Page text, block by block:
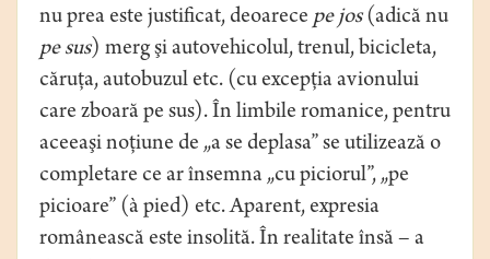
nu prea este justificat, deoarece pe jos(adică nu
pe sus) merg şi autovehicolul, trenul, bicicleta,
căruţa, autobuzul etc. (cu excepţia avionului
care zboară pe sus). În limbile romanice, pentru
aceeaşi noţiune de „a se deplasa” se utilizează o
completare ce ar însemna „cu piciorul”, „pe
picioare” (à pied) etc. Aparent, expresia
românească este insolită. În realitate însă – a